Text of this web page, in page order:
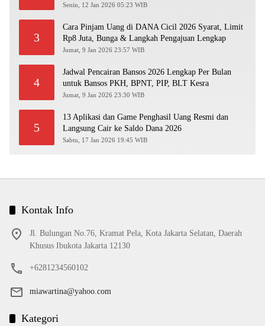
Senin, 12 Jan 2026 05:23 WIB
3
Cara Pinjam Uang di DANA Cicil 2026 Syarat, Limit
Rp8 Juta, Bunga & Langkah Pengajuan Lengkap
Jumat, 9 Jan 2026 23:57 WIB
4
Jadwal Pencairan Bansos 2026 Lengkap Per Bulan
untuk Bansos PKH, BPNT, PIP, BLT Kesra
Jumat, 9 Jan 2026 23:30 WIB
5
13 Aplikasi dan Game Penghasil Uang Resmi dan
Langsung Cair ke Saldo Dana 2026
Sabtu, 17 Jan 2026 19:45 WIB
Kontak Info
Jl. Bulungan No.76, Kramat Pela, Kota Jakarta Selatan, Daerah
Khusus Ibukota Jakarta 12130
+6281234560102
miawartina@yahoo.com
Kategori